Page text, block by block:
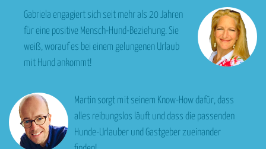
Gabriela engagiert sich seit mehr als 20 Jahren
für eine positive Mensch-Hund-Beziehung. Sie
weiß, worauf es bei einem gelungenen Urlaub
mit Hund ankommt!
Martin sorgt mit seinem Know-How dafür, dass
alles reibungslos läuft und dass die passenden
Hunde-Urlauber und Gastgeber zueinander